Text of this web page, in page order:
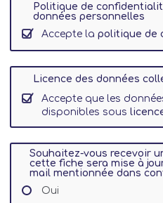
Politique de
données personnelles
Accepte la politique de
Licence des données
Accepte que les
disponibles sous
Souhaitez-vous recevoir
cette fiche sera mise à
mail mentionnée dans
Oui